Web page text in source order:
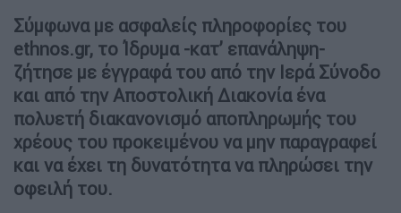
Σύμφωνα με ασφαλείς πληροφορίες του
ethnos.gr, το Ίδρυμα -κατ’ επανάληψη-
ζήτησε με έγγραφά του από την Ιερά Σύνοδο
και από την Αποστολική Διακονία ένα
πολυετή διακανονισμό αποπληρωμής του
χρέους του προκειμένου να μην παραγραφεί
και να έχει τη δυνατότητα να πληρώσει την
οφειλή του.